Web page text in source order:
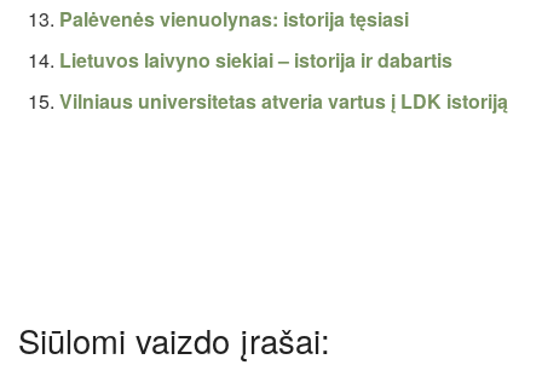
Palėvenės vienuolynas: istorija tęsiasi
Lietuvos laivyno siekiai – istorija ir dabartis
Vilniaus universitetas atveria vartus į LDK istoriją
Siūlomi vaizdo įrašai: